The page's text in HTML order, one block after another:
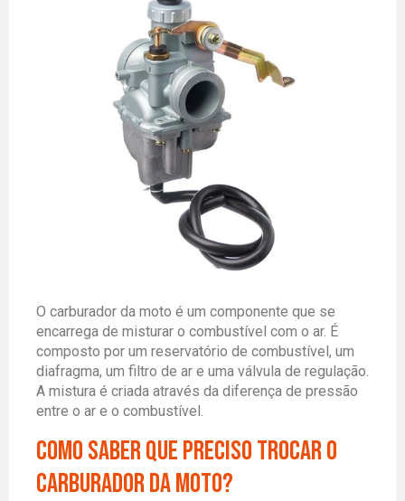
O carburador da moto é um componente que se
encarrega de misturar o combustível com o ar. É
composto por um reservatório de combustível, um
diafragma, um filtro de ar e uma válvula de regulação.
A mistura é criada através da diferença de pressão
entre o ar e o combustível.
como saber que preciso trocar o
carburador da moto?